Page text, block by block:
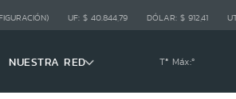
UF: $ 40.844,79 DÓLAR: $ 912,41
NUESTRA RED Tª Máx:º